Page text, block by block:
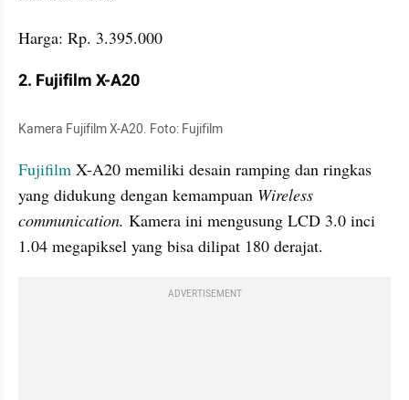
Harga: Rp. 3.395.000
2. Fujifilm X-A20
Kamera Fujifilm X-A20. Foto: Fujifilm
Fujifilm X-A20 memiliki desain ramping dan ringkas
yang didukung dengan kemampuan Wireless
communication. Kamera ini mengusung LCD 3.0 inci
1.04 megapiksel yang bisa dilipat 180 derajat.
ADVERTISEMENT